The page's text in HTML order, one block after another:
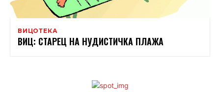
ВИЦОТЕКА
ВИЦ: СТАРЕЦ НА НУДИСТИЧКА ПЛАЖА